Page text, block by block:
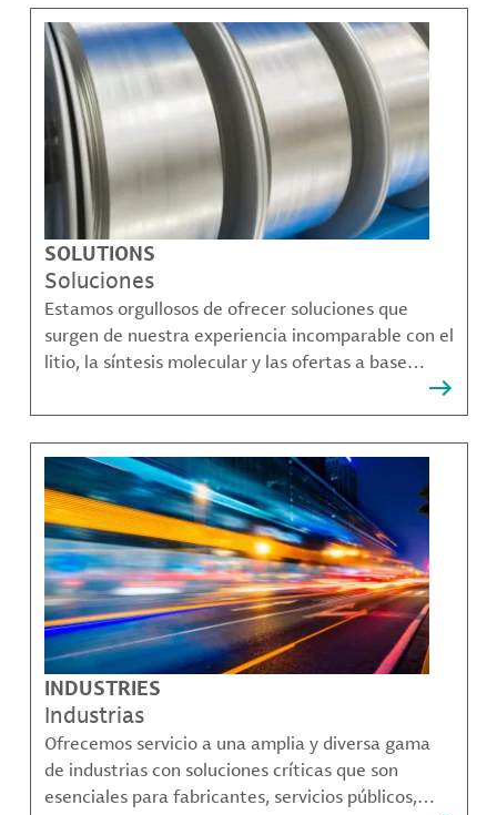
SOLUTIONS
Soluciones
Estamos orgullosos de ofrecer soluciones que
surgen de nuestra experiencia incomparable con el
litio, la síntesis molecular y las ofertas a base
bromo que resuelven muchos de los desafíos más
complejos de nuestros clientes.
INDUSTRIES
Industrias
Ofrecemos servicio a una amplia y diversa gama
de industrias con soluciones críticas que son
esenciales para fabricantes, servicios públicos,